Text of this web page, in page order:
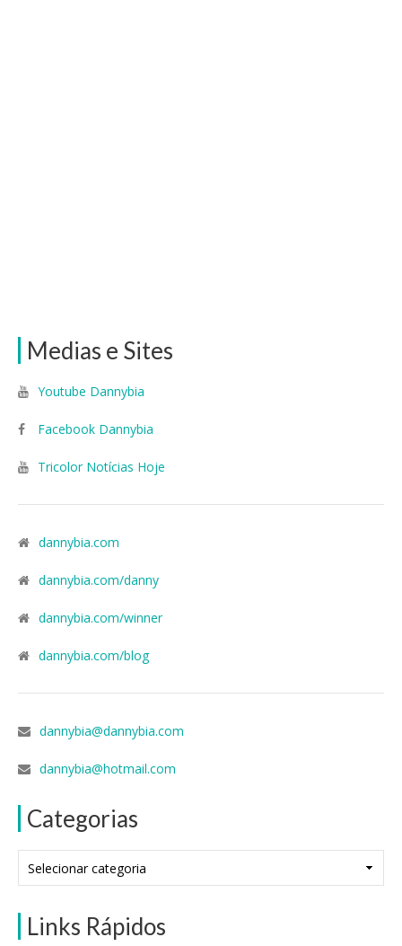
Medias e Sites
Youtube Dannybia
Facebook Dannybia
Tricolor Notícias Hoje
dannybia.com
dannybia.com/danny
dannybia.com/winner
dannybia.com/blog
dannybia@dannybia.com
dannybia@hotmail.com
Categorias
Links Rápidos